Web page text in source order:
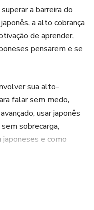
a barreira do
a alto cobrança
de aprender,
pensarem e se
sua alto-
falar sem medo,
usar japonês
sobrecarga,
japoneses e como
a tornar seu estudo